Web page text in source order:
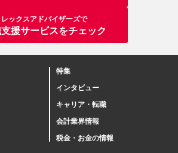
レックスアドバイザーズで
援サービスをチェック
特集
インタビュー
キャリア・転職
会計業界情報
税金・お金の情報